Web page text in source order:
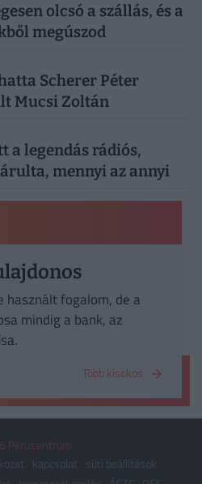
olcsó a szállás, és a
megúszod
Scherer Péter
Mucsi Zoltán
a legendás rádiós,
mennyi az annyi
használt fogalom, de a
mindig a bank, az
Több kisokos
Pénzcentrum
kapcsolat
süti beállítások